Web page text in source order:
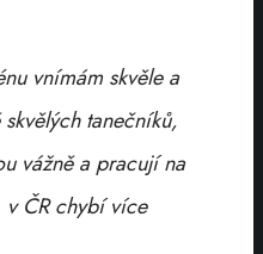
vnímám skvěle a
tanečníků,
vážně a pracují na
v ČR chybí více